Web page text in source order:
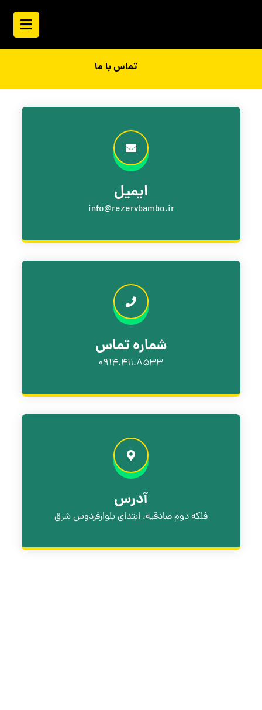
تماس با ما
ایمیل
info@rezervbambo.ir
شماره تماس
۰۹۱۴.۴۱۱.۸۵۳۳
آدرس
فلکه دوم صادقیه، ابتدای بلوارفردوس شرق